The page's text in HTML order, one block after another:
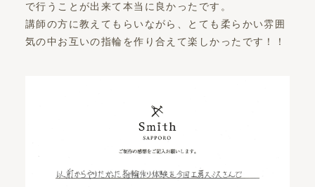
で行うことが出来て本当に良かったです。
講師の方に教えてもらいながら、とても柔らかい雰囲
気の中お互いの指輪を作り合えて楽しかったです！！